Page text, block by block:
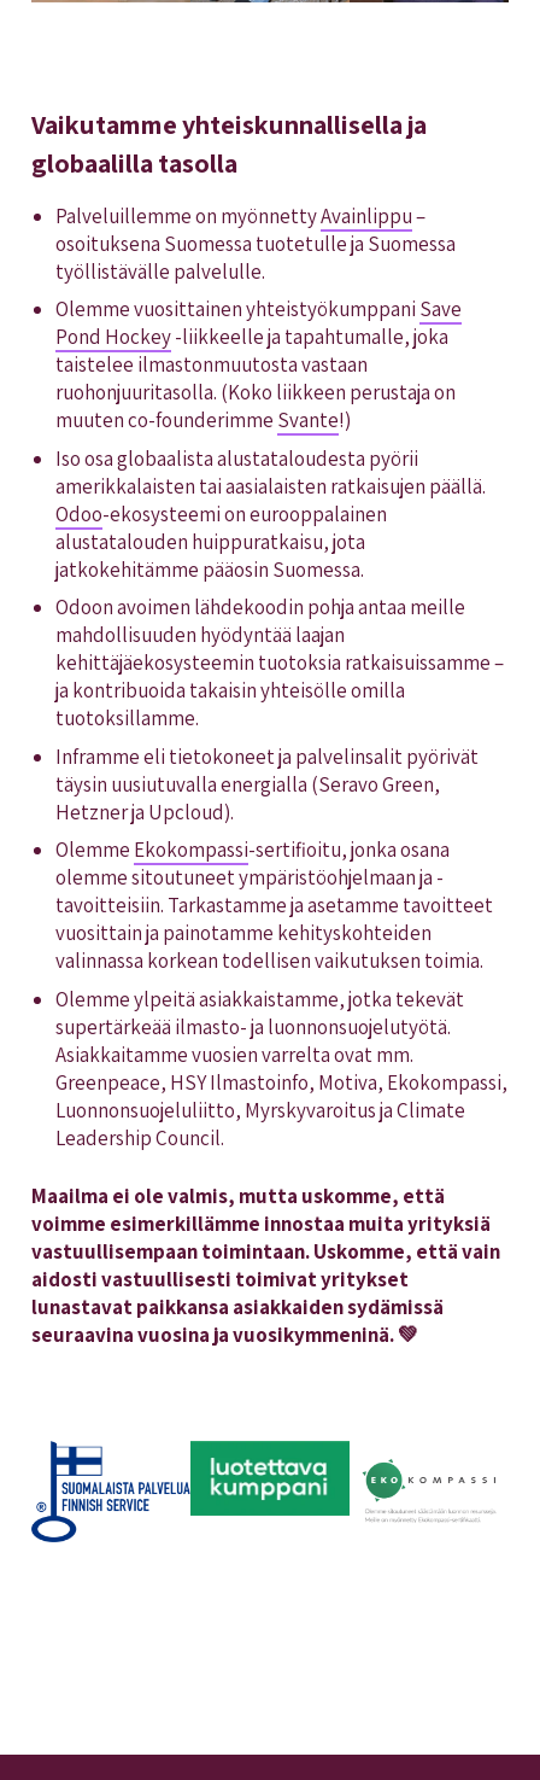
Vaikutamme yhteiskunnallisella ja
globaalilla tasolla
Palveluillemme on myönnettyAvainlippu–
osoituksena Suomessa tuotetulle ja Suomessa
työllistävälle palvelulle.
Olemme vuosittainen yhteistyökumppani Save
Pond Hockey-liikkeelle ja tapahtumalle, joka
taistelee ilmastonmuutosta vastaan
ruohonjuuritasolla. (Koko liikkeen perustaja on
muuten co-founderimme Svante!)
Iso osa globaalista alustataloudesta pyörii
amerikkalaisten tai aasialaisten ratkaisujen päällä.
Odoo-ekosysteemi on eurooppalainen
alustatalouden huippuratkaisu, jota
jatkokehitämme pääosin Suomessa.
Odoon avoimen lähdekoodin pohja antaa meille
mahdollisuuden hyödyntää laajan
kehittäjäekosysteemin tuotoksia ratkaisuissamme –
ja kontribuoida takaisin yhteisölle omilla
tuotoksillamme.
Inframme eli tietokoneet ja palvelinsalit pyörivät
täysin uusiutuvalla energialla (Seravo Green,
Hetzner ja Upcloud).
Olemme Ekokompassi-sertifioitu, jonka osana
olemme sitoutuneet ympäristöohjelmaan ja -
tavoitteisiin. Tarkastamme ja asetamme tavoitteet
vuosittain ja painotamme kehityskohteiden
valinnassa korkean todellisen vaikutuksen toimia.
Olemme ylpeitä asiakkaistamme, jotka tekevät
supertärkeää ilmasto- ja luonnonsuojelutyötä.
Asiakkaitamme vuosien varrelta ovat mm.
Greenpeace, HSY Ilmastoinfo, Motiva, Ekokompassi,
Luonnonsuojeluliitto, Myrskyvaroitus ja Climate
Leadership Council.
Maailma ei ole valmis, mutta uskomme, että
voimme esimerkillämme innostaa muita yrityksiä
vastuullisempaan toimintaan. Uskomme, että vain
aidosti vastuullisesti toimivat yritykset
lunastavat paikkansa asiakkaiden sydämissä
seuraavina vuosina ja vuosikymmeninä. 💚